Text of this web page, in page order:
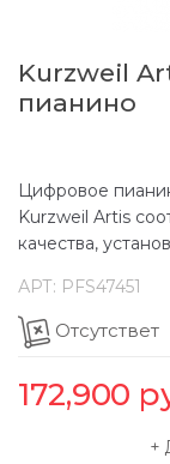
Kurzweil
пианино
Цифровое
Kurzweil Artis
качества,
АРТ: PFS47451
Отсутствет
172,900